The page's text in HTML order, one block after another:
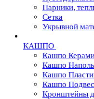
Парники,
Сетка
Укрывной
КАШПО
Кашпо
Кашпо
Кашпо
Кашпо
Кронштейны